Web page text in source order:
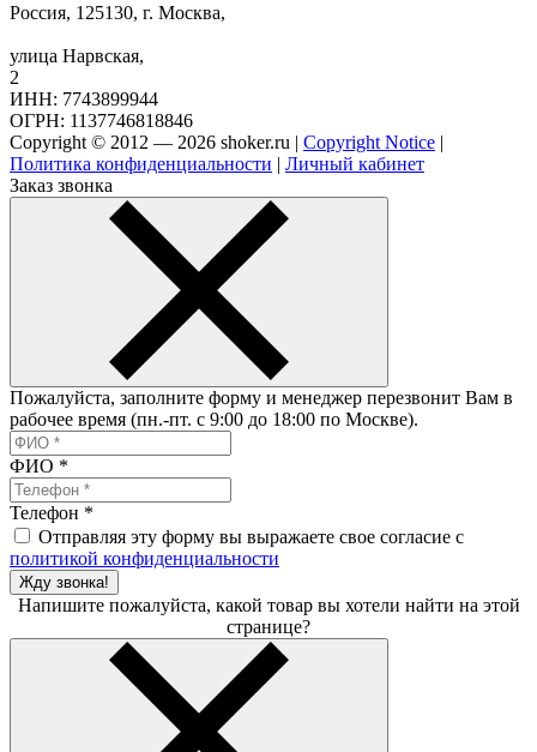
Россия, 125130, г. Москва,
улица Нарвская,
2
ИНН: 7743899944
ОГРН: 1137746818846
Copyright © 2012 — 2026 shoker.ru | Copyright Notice |
Политика конфиденциальности | Личный кабинет
Заказ звонка
Пожалуйста, заполните форму и менеджер перезвонит Вам в
рабочее время (пн.-пт. с 9:00 до 18:00 по Москве).
ФИО *
Телефон *
Отправляя эту форму вы выражаете свое согласие с
политикой конфиденциальности
Жду звонка!
Напишите пожалуйста, какой товар вы хотели найти на этой
странице?